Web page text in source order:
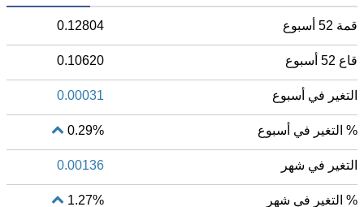
قمة 52 أسبوع 0.12804
قاع 52 أسبوع 0.10620
التغير في أسبوع 0.00031
% التغير في أسبوع 0.29%
التغير في شهر 0.00136
% التغير في شهر 1.27%